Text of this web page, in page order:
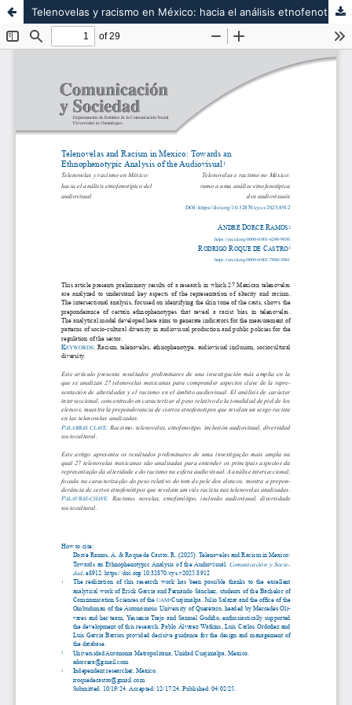
Telenovelas y racismo en México: hacia el análisis etnofenotípico del audiovisual